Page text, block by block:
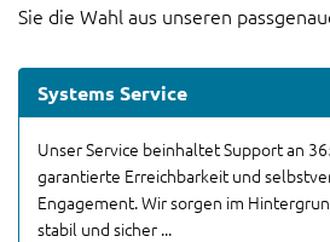
Sie die Wahl aus unseren
Systems Service
Unser Service beinhaltet Support an
garantierte Erreichbarkeit und
Engagement. Wir sorgen im
stabil und sicher ...